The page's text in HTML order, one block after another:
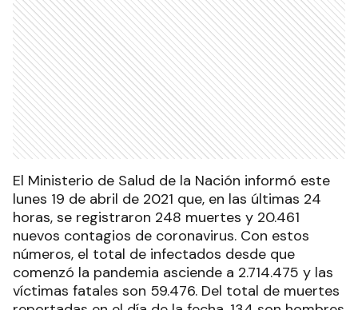
El Ministerio de Salud de la Nación informó este
lunes 19 de abril de 2021 que, en las últimas 24
horas, se registraron 248 muertes y 20.461
nuevos contagios de coronavirus. Con estos
números, el total de infectados desde que
comenzó la pandemia asciende a 2.714.475 y las
víctimas fatales son 59.476. Del total de muertes